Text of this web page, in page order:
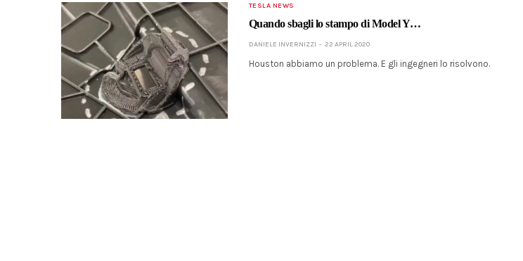
TESLA NEWS
Quando sbagli lo stampo di Model Y…
DANIELE INVERNIZZI 22 APRIL 2020
Houston abbiamo un problema. E gli ingegneri lo risolvono.